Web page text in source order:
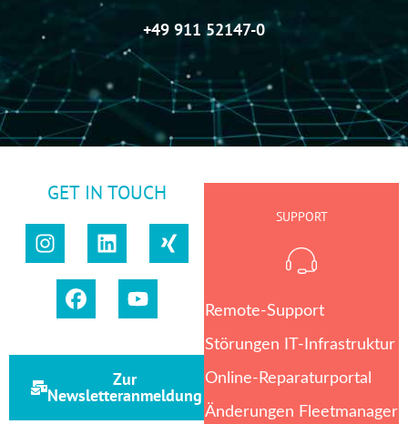
+49 911 52147-0
GET IN TOUCH
Zur
Newsletteranmeldung
SUPPORT
Remote-Support
Störungen IT-Infrastruktur
Online-Reparaturportal
Änderungen Fleetmanager